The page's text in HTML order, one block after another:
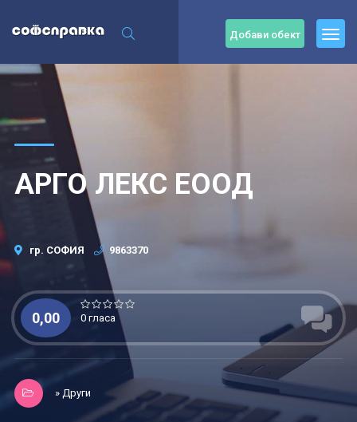
Добави обект
АРГО ЛЕКС ЕООД
гр. СОФИЯ 9863370
0,00 0 гласа
» Други